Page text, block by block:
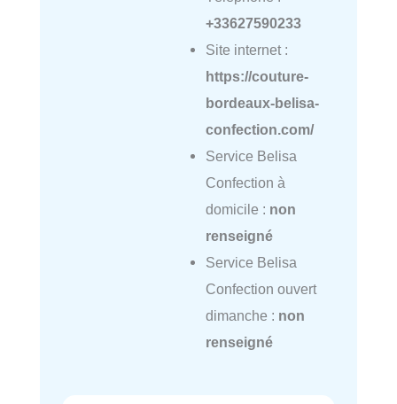
+33627590233
Site internet :
https://couture-
bordeaux-belisa-
confection.com/
Service Belisa
Confection à
domicile : non
renseigné
Service Belisa
Confection ouvert
dimanche : non
renseigné